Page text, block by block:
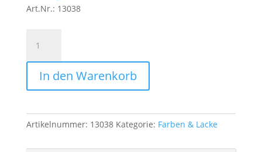
Art.Nr.: 13038
Plus
Lasur
Lärche
2,5lt
In den Warenkorb
Artikelnummer: 13038 Kategorie: Farben & Lacke